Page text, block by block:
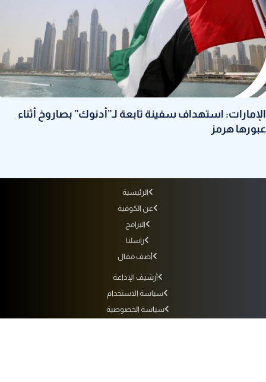
الإمارات: استهداف سفينة تابعة لـ”أدنوك” بصاروخ أثناء
عبورها هرمز
الرئيسية
عن الكوفية
البرامج
راسلنا
أضف مقال
أرشيف الإذاعة
سياسة الاستخدام
سياسة الخصوصية